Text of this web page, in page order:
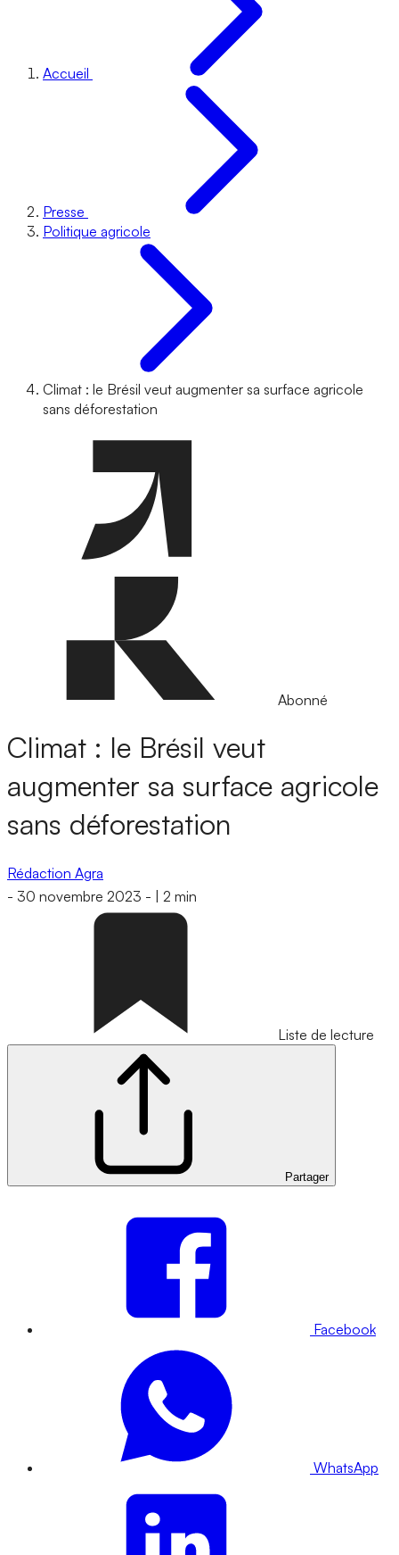
Accueil
Presse
Politique agricole
Climat : le Brésil veut augmenter sa surface agricole
sans déforestation
Abonné
Climat : le Brésil veut
augmenter sa surface agricole
sans déforestation
Rédaction Agra
- 30 novembre 2023 - 2 min
Liste de lecture
Partager
Facebook
WhatsApp